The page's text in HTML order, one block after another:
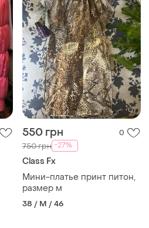
550 грн 0
750 грн -27%
Class Fx
Мини-платье принт питон,
размер м
38 / M / 46